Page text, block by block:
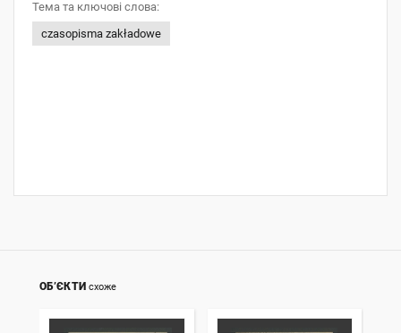
Тема та ключові слова:
czasopisma zakładowe
ОБ’ЄКТИ схоже